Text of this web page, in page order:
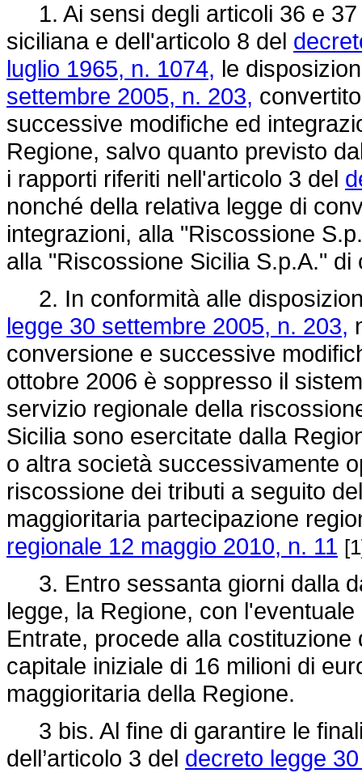
1. Ai sensi degli articoli 36 e 37
siciliana e dell'articolo 8 del
luglio 1965, n. 1074, le
settembre 2005, n. 203,
successive modifiche ed
Regione, salvo quanto previsto
i rapporti riferiti nell'articolo 3 del
nonché della relativa legge di
integrazioni, alla "Riscossione
alla "Riscossione Sicilia S.p.A." di
2. In conformità alle
legge 30 settembre 2005, n. 203,
conversione e successive
ottobre 2006 è soppresso il
servizio regionale della
Sicilia sono esercitate dalla
o altra società successivamente
riscossione dei tributi a seguito
maggioritaria partecipazione
regionale 12 maggio 2010, n. 11
3. Entro sessanta giorni dalla
legge, la Regione, con
Entrate, procede alla
capitale iniziale di 16 milioni di
maggioritaria della Regione.
3 bis. Al fine di garantire le
dell’articolo 3 del decreto legge